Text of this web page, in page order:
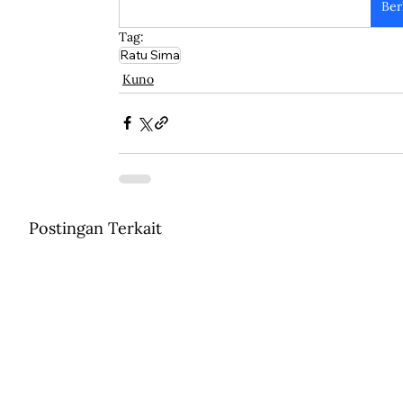
Tag:
Ratu Sima
Kuno
Postingan Terkait